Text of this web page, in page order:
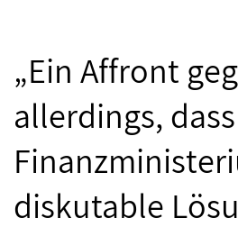
„Ein Affront
allerdings,
diskutable